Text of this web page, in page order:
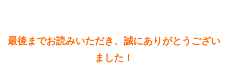
最後までお読みいただき、誠にありがとうござい
ました！